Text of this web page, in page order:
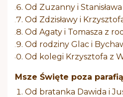
Od Zuzanny i Stanisława
Od Zdzisławy i
Od Agaty i Tomasza z
Od rodziny Glac i
Od kolegi Krzysztofa z
Msze Święte poza
Od bratanka Dawida i